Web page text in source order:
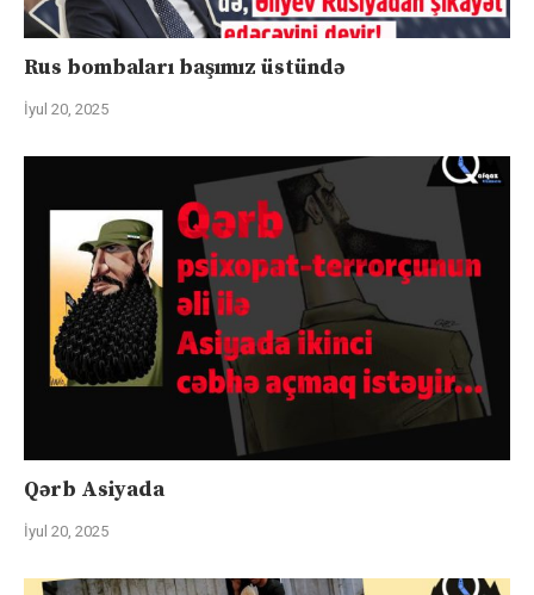
Rus bombaları başımız üstündə
İyul 20, 2025
Qərb Asiyada
İyul 20, 2025